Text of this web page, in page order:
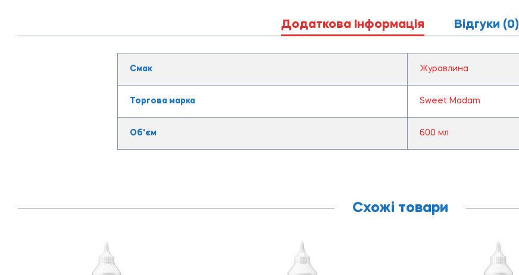
Додаткова Інформація Відгуки (0)
Смак Журавлина
Торгова марка Sweet Madam
Об'єм 600 мл
Схожі товари